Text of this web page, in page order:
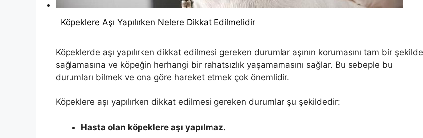
Köpeklere Aşı Yapılırken Nelere Dikkat Edilmelidir
Köpeklerde aşı yapılırken dikkat edilmesi gereken durumlar aşının korumasını tam bir şekilde
sağlamasına ve köpeğin herhangi bir rahatsızlık yaşamamasını sağlar. Bu sebeple bu
durumları bilmek ve ona göre hareket etmek çok önemlidir.
Köpeklere aşı yapılırken dikkat edilmesi gereken durumlar şu şekildedir:
Hasta olan köpeklere aşı yapılmaz.